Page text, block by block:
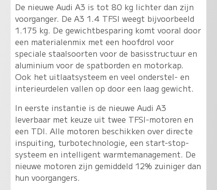
De nieuwe Audi A3 is tot 80 kg lichter dan zijn
voorganger. De A3 1.4 TFSI weegt bijvoorbeeld
1.175 kg. De gewichtbesparing komt vooral door
een materialenmix met een hoofdrol voor
speciale staalsoorten voor de basisstructuur en
aluminium voor de spatborden en motorkap.
Ook het uitlaatsysteem en veel onderstel- en
interieurdelen vallen op door een laag gewicht.
In eerste instantie is de nieuwe Audi A3
leverbaar met keuze uit twee TFSI-motoren en
een TDI. Alle motoren beschikken over directe
inspuiting, turbotechnologie, een start-stop-
systeem en intelligent warmtemanagement. De
nieuwe motoren zijn gemiddeld 12% zuiniger dan
hun voorgangers.